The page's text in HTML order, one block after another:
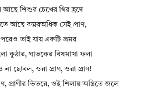
শিশুর চেখের থির হ্রদে
আছে বস্তুরঅধিক সেই প্রাণ,
তাই যায় একটি ভ্রমর
কুঠার, ঘাতকের বিষমাখা ফলা
না ছোবল, ওরা প্রাণ, ওরা প্রাণ!
প্রাণীর ভিতরে, ওই শিলায় অগ্নিতে জলে